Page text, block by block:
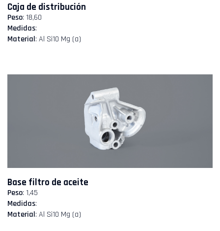
Caja de distribución
Peso: 18,60
Medidas:
Material: Al Si10 Mg (a)
Base filtro de aceite
Peso: 1,45
Medidas:
Material: Al Si10 Mg (a)